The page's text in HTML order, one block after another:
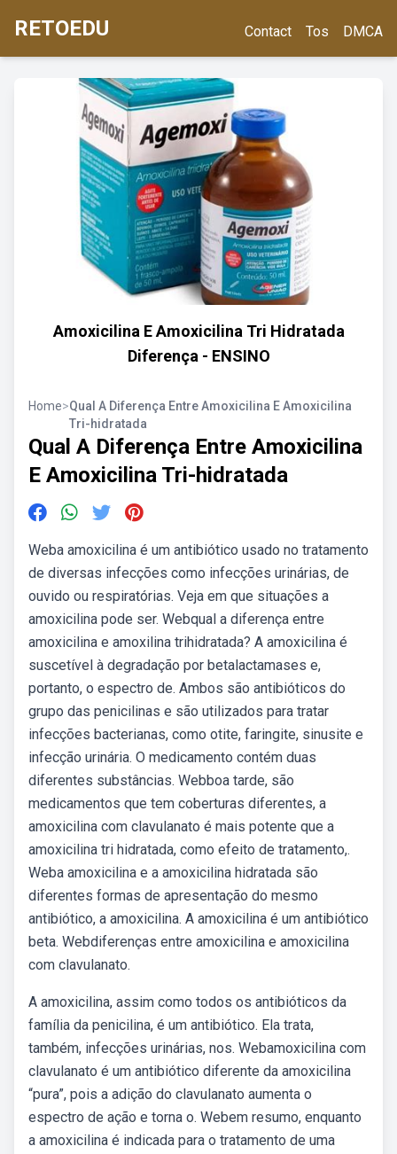
RETOEDU Contact Tos DMCA
Amoxicilina E Amoxicilina Tri Hidratada
Diferença - ENSINO
Home>Qual A Diferença Entre Amoxicilina E Amoxicilina
Tri-hidratada
Qual A Diferença Entre Amoxicilina
E Amoxicilina Tri-hidratada
Weba amoxicilina é um antibiótico usado no tratamento
de diversas infecções como infecções urinárias, de
ouvido ou respiratórias. Veja em que situações a
amoxicilina pode ser. Webqual a diferença entre
amoxicilina e amoxilina trihidratada? A amoxicilina é
suscetível à degradação por betalactamases e,
portanto, o espectro de. Ambos são antibióticos do
grupo das penicilinas e são utilizados para tratar
infecções bacterianas, como otite, faringite, sinusite e
infecção urinária. O medicamento contém duas
diferentes substâncias. Webboa tarde, são
medicamentos que tem coberturas diferentes, a
amoxicilina com clavulanato é mais potente que a
amoxicilina tri hidratada, como efeito de tratamento,.
Weba amoxicilina e a amoxicilina hidratada são
diferentes formas de apresentação do mesmo
antibiótico, a amoxicilina. A amoxicilina é um antibiótico
beta. Webdiferenças entre amoxicilina e amoxicilina
com clavulanato.
A amoxicilina, assim como todos os antibióticos da
família da penicilina, é um antibiótico. Ela trata,
também, infecções urinárias, nos. Webamoxicilina com
clavulanato é um antibiótico diferente da amoxicilina
“pura”, pois a adição do clavulanato aumenta o
espectro de ação e torna o. Webem resumo, enquanto
a amoxicilina é indicada para o tratamento de uma